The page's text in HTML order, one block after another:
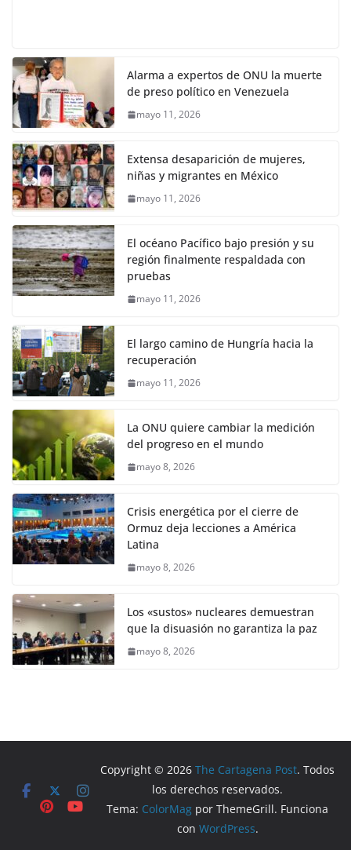
Alarma a expertos de ONU la muerte
de preso político en Venezuela
mayo 11, 2026
Extensa desaparición de mujeres,
niñas y migrantes en México
mayo 11, 2026
El océano Pacífico bajo presión y su
región finalmente respaldada con
pruebas
mayo 11, 2026
El largo camino de Hungría hacia la
recuperación
mayo 11, 2026
La ONU quiere cambiar la medición
del progreso en el mundo
mayo 8, 2026
Crisis energética por el cierre de
Ormuz deja lecciones a América
Latina
mayo 8, 2026
Los «sustos» nucleares demuestran
que la disuasión no garantiza la paz
mayo 8, 2026
Copyright © 2026The Cartagena Post. Todos
los derechos reservados.
Tema: ColorMag por ThemeGrill. Funciona
con WordPress.